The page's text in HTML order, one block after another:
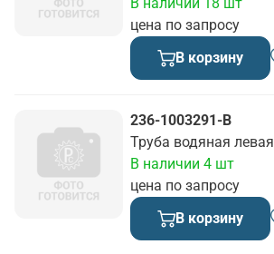
цена по запросу
В корзину
236-1003291-В
Труба водяная левая
цена по запросу
В наличии 4 шт
В корзину